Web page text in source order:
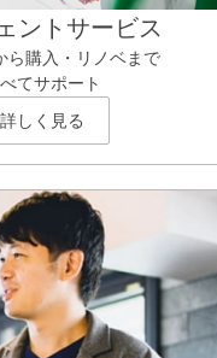
ントサービス
ら購入・リノベまで
てサポート
詳しく見る